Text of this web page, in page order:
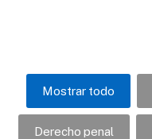
Mostrar todo
Derecho penal